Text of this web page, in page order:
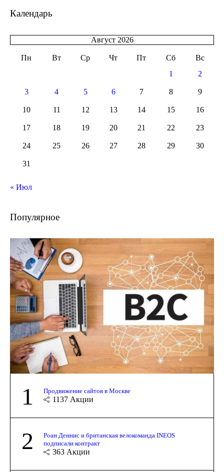
Календарь
Август 2026
Пн Вт Ср Чт Пт Сб
Вс
1
2
3 4 5 6 7 8 9
10 11 12 13 14 15 16
17 18 19 20 21 22 23
24 25 26 27 28 29 30
31
« Июл
Популярное
1 Продвижение сайтов в Москве
1137 Акции
2
Роан Деннис и британская велокоманда INEOS
подписали контракт
363 Акции